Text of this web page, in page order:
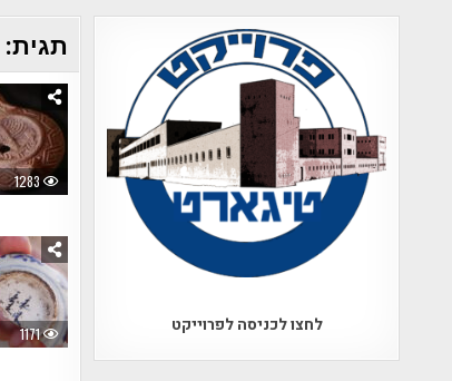
תגית:
1283
1171 לחצו לכניסה לפרוייקט